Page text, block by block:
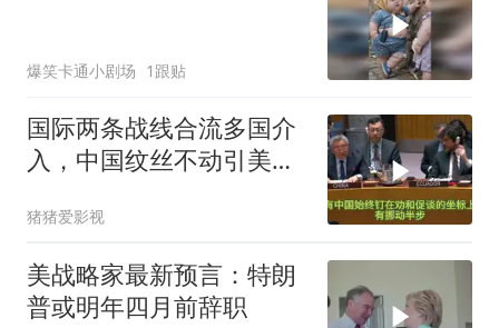
爆笑卡通小剧场 1跟贴
国际两条战线合流多国介
入，中国纹丝不动引美方
猪猪爱影视
美战略家最新预言：特朗
普或明年四月前辞职